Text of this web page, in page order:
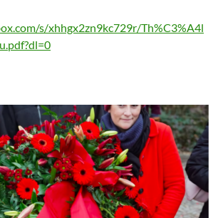
s/xhhgx2zn9kc729r/Th%C3%A4l